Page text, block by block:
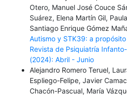
Otero, Manuel José Couce
Suárez, Elena Martín Gil,
Santiago Enrique Gómez
Autismo y STK39: a
Revista de Psiquiatría
(2024): Abril - Junio
Alejandro Romero Teruel,
Espliego-Felipe, Javier
Chacón-Pascual, María